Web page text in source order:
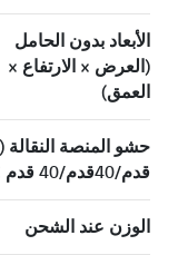
الأبعاد بدون الحامل
(العرض × الارتفاع ×
العمق)
قدم/40قدم/40 قدم HC)
الوزن عند الشحن